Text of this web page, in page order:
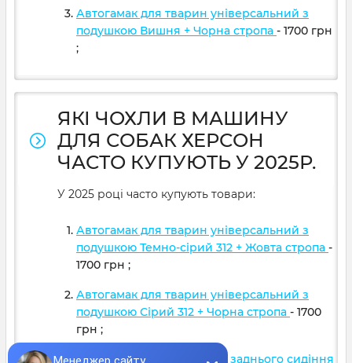
Автогамак для тварин універсальний з
подушкою Вишня + Чорна стропа - 1700 грн
;
ЯКІ ЧОХЛИ В МАШИНУ
ДЛЯ СОБАК ХЕРСОН
ЧАСТО КУПУЮТЬ У 2025Р.
У 2025 році часто купують товари:
Автогамак для тварин універсальний з
подушкою Темно-сірий 312 + Жовта стропа -
1700 грн ;
Автогамак для тварин універсальний з
подушкою Сірий 312 + Чорна стропа - 1700
грн ;
Автогамак для тварин 2/3 заднього сидіння